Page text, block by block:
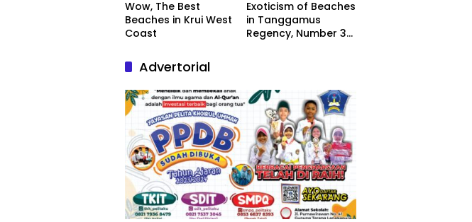
Wow, The Best
Beaches in Krui West
Coast
Exoticism of Beaches
in Tanggamus
Regency, Number 3
Advertorial